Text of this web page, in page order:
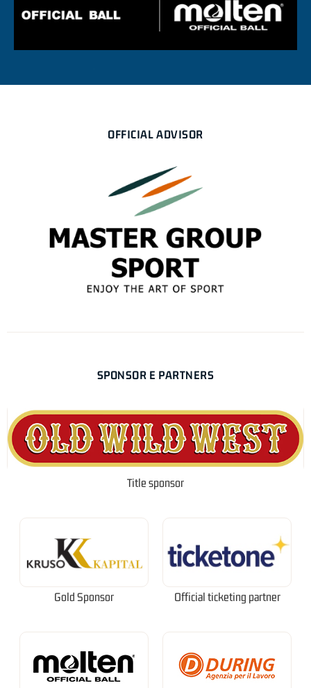
OFFICIAL ADVISOR
SPONSOR E PARTNERS
Title sponsor
Gold Sponsor Official ticketing partner